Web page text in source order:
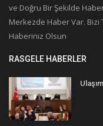
ve Doğru Bir Şekilde
Merkezde Haber Var. Bizi
Haberiniz Olsun
RASGELE HABERLER